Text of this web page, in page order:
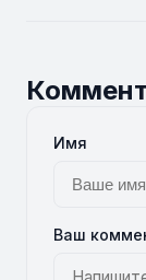
Имя
Ваш